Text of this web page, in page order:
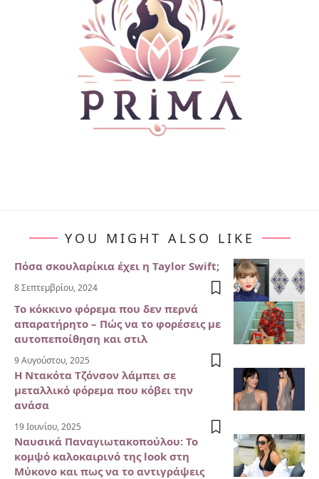
YOU MIGHT ALSO LIKE
Πόσα σκουλαρίκια έχει η Taylor Swift;
8 Σεπτεμβρίου, 2024
Το κόκκινο φόρεμα που δεν περνά
απαρατήρητο – Πώς να το φορέσεις με
αυτοπεποίθηση και στιλ
9 Αυγούστου, 2025
Η Ντακότα Τζόνσον λάμπει σε
μεταλλικό φόρεμα που κόβει την
ανάσα
19 Ιουνίου, 2025
Ναυσικά Παναγιωτακοπούλου: Το
κομψό καλοκαιρινό της look στη
Μύκονο και πως να το αντιγράψεις